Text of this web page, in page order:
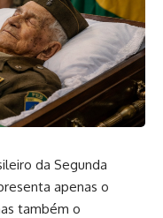
da Segunda
apenas o
também o